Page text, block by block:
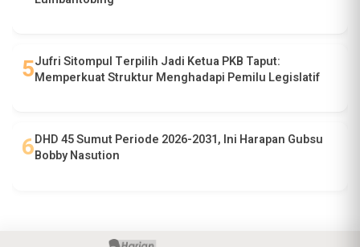
Jufri Sitompul Terpilih Jadi Ketua PKB Taput:
Memperkuat Struktur Menghadapi Pemilu Legislatif
DHD 45 Sumut Periode 2026-2031, Ini Harapan Gubsu
Bobby Nasution